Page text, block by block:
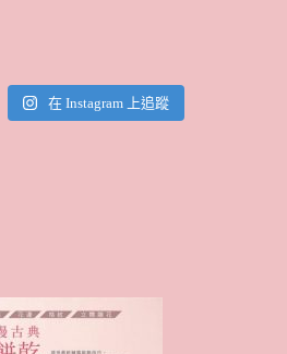
在 Instagram 上追蹤